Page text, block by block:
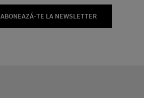
ABONEAZĂ-TE LA NEWSLETTER